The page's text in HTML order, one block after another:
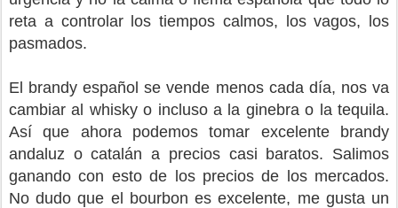
reta a controlar los tiempos calmos, los vagos, los
pasmados.
El brandy español se vende menos cada día, nos va
cambiar al whisky o incluso a la ginebra o la tequila.
Así que ahora podemos tomar excelente brandy
andaluz o catalán a precios casi baratos. Salimos
ganando con esto de los precios de los mercados.
No dudo que el bourbon es excelente, me gusta un